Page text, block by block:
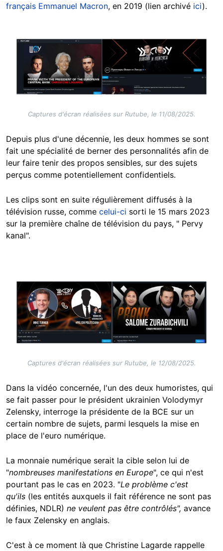
français Emmanuel Macron, en 2019 (lien archivé ici).
Image
Captures d'écran réalisées sur Rutube, le 11/08/2025.
Depuis plus d'une décennie, les deux hommes se sont
fait une spécialité de berner des personnalités afin de
leur faire tenir des propos sensibles, sur des sujets
perçus comme potentiellement confidentiels.
Les clips sont en suite régulièrement diffusés à la
télévision russe, comme celui-ci sorti le 15 mars 2023
sur la première chaîne de télévision du pays, " Pervy
kanal".
Image
Captures d'écran réalisées sur Rutube, le 12/08/2025.
Dans la vidéo concernée, l'un des deux humoristes, qui
se fait passer pour le président ukrainien Volodymyr
Zelensky, interroge la présidente de la BCE sur un
certain nombre de sujets, parmi lesquels la mise en
place de l'euro numérique.
La monnaie numérique serait la cible selon lui de
"nombreuses manifestations en Europe", ce qui n'est
pourtant pas le cas en 2023. "Le problème c'est
qu'ils (les entités auxquels il fait référence ne sont pas
définies, NDLR) ne veulent pas être contrôlés", avance
le faux Zelensky en anglais.
C'est à ce moment là que Christine Lagarde rappelle